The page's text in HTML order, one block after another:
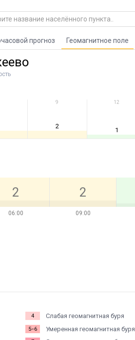
прогноз Геомагнитное поле
9
2
12
1
06:00
2
09:00
2
4 Слабая геомагнитная буря
5−6 Умеренная геомагнитная буря